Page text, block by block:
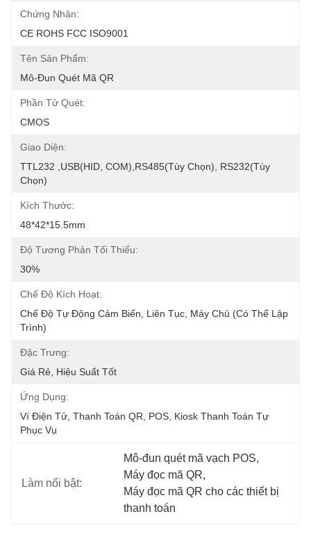
Chứng Nhận:
CE ROHS FCC ISO9001
Tên Sản Phẩm:
Mô-Đun Quét Mã QR
Phần Tử Quét:
CMOS
Giao Diện:
TTL232 ,USB(HID, COM),RS485(tùy Chọn), RS232(tùy
Chọn)
Kích Thước:
48*42*15.5mm
Độ Tương Phản Tối Thiểu:
30%
Chế Độ Kích Hoạt:
Chế Độ Tự Động Cảm Biến, Liên Tục, Máy Chủ (có Thể Lập
Trình)
Đặc Trưng:
Giá Rẻ, Hiệu Suất Tốt
Ứng Dụng:
Ví Điện Tử, Thanh Toán QR, POS, Kiosk Thanh Toán Tự
Phục Vụ
Làm nổi bật:
Mô-đun quét mã vạch POS,
Máy đọc mã QR,
Máy đọc mã QR cho các thiết bị
thanh toán